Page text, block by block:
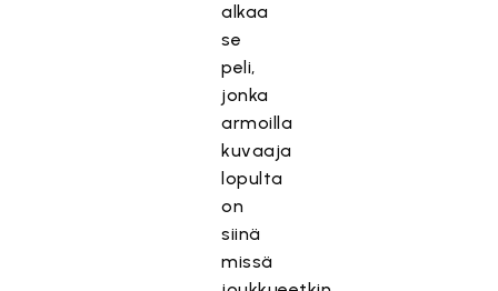
alkaa
se
peli,
jonka
armoilla
kuvaaja
lopulta
on
siinä
missä